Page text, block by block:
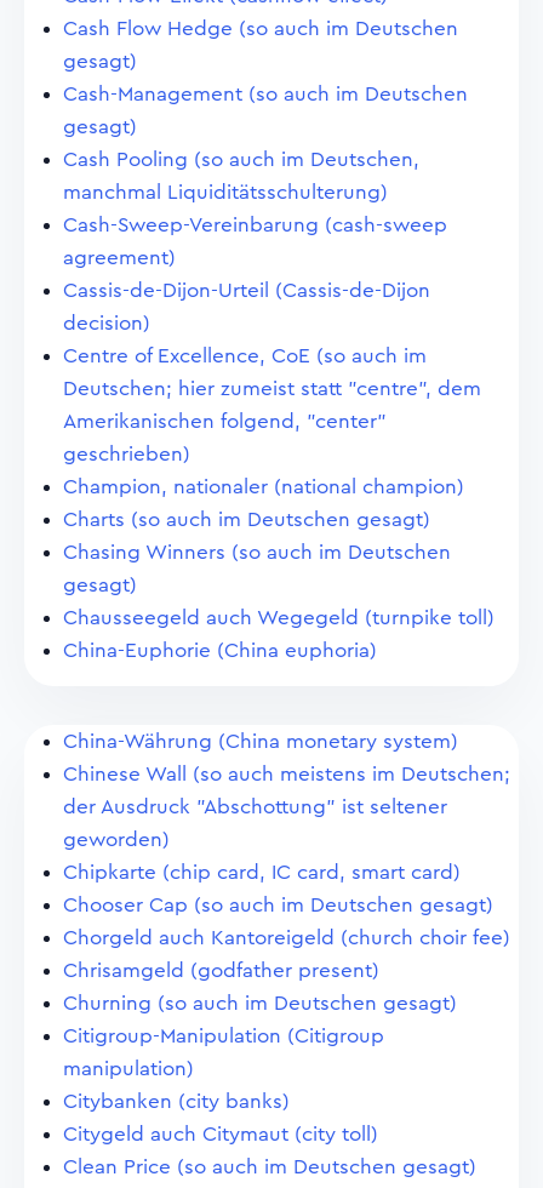
Cash Flow Hedge (so auch im Deutschen
gesagt)
Cash-Management (so auch im Deutschen
gesagt)
Cash Pooling (so auch im Deutschen,
manchmal Liquiditätsschulterung)
Cash-Sweep-Vereinbarung (cash-sweep
agreement)
Cassis-de-Dijon-Urteil (Cassis-de-Dijon
decision)
Centre of Excellence, CoE (so auch im
Deutschen; hier zumeist statt "centre", dem
Amerikanischen folgend, "center"
geschrieben)
Champion, nationaler (national champion)
Charts (so auch im Deutschen gesagt)
Chasing Winners (so auch im Deutschen
gesagt)
Chausseegeld auch Wegegeld (turnpike toll)
China-Euphorie (China euphoria)
China-Währung (China monetary system)
Chinese Wall (so auch meistens im Deutschen;
der Ausdruck "Abschottung" ist seltener
geworden)
Chipkarte (chip card, IC card, smart card)
Chooser Cap (so auch im Deutschen gesagt)
Chorgeld auch Kantoreigeld (church choir fee)
Chrisamgeld (godfather present)
Churning (so auch im Deutschen gesagt)
Citigroup-Manipulation (Citigroup
manipulation)
Citybanken (city banks)
Citygeld auch Citymaut (city toll)
Clean Price (so auch im Deutschen gesagt)